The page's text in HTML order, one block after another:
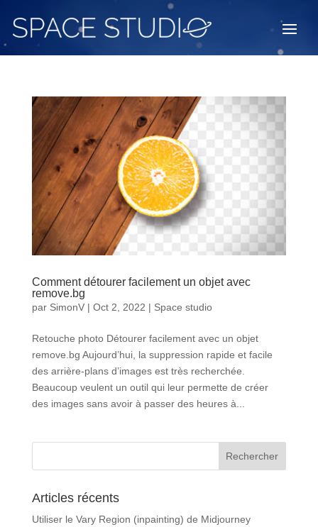
Comment détourer facilement un objet avec
remove.bg
par SimonV| Oct 2, 2022 | Space studio
Retouche photo Détourer facilement avec un objet
remove.bg Aujourd’hui, la suppression rapide et facile
des arrière-plans d’images est très recherchée.
Beaucoup veulent un outil qui leur permette de créer
des images sans avoir à passer des heures à...
Articles récents
Utiliser le Vary Region (inpainting) de Midjourney